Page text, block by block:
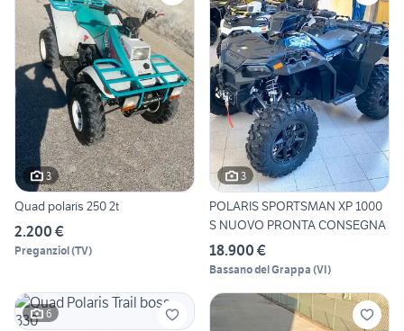
3
Quad polaris 250 2t
2.200 €
Preganziol(TV)
3
POLARIS SPORTSMAN XP 1000
S NUOVO PRONTA CONSEGNA
18.900 €
Bassano del Grappa (VI)
6